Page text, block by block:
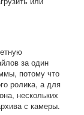
за один
потому что
ролика, а для
нескольких
с камеры.